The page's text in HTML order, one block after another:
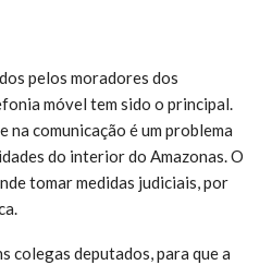
pelos moradores dos
móvel tem sido o principal.
na comunicação é um problema
do interior do Amazonas. O
tomar medidas judiciais, por
colegas deputados, para que a